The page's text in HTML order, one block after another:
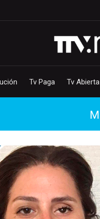
Tv Paga Tv Abierta